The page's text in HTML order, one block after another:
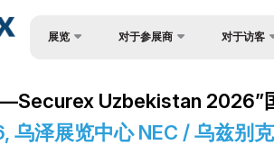
展览 对于参展商
观众简介
入境签证制度
对于访客
场地
工作时间
Uzbekistan 2026”
乌泽展览中心 NEC / 乌兹别